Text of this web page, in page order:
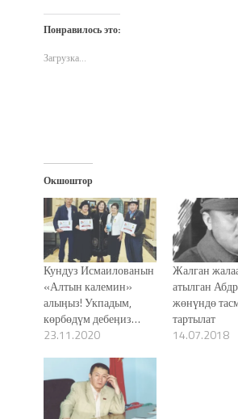
Twitter
(Открывается
в
окне)
Facebook
(Открывается
в
Понравилось это:
Загрузка...
Окшоштор
Кундуз Исмаилованын
«Алтын калемин»
алыӊыз! Укпадым,
көрбөдүм дебеӊиз…
23.11.2020
Жалган
атылган
жөнүндө
тартылат
14.07.2018